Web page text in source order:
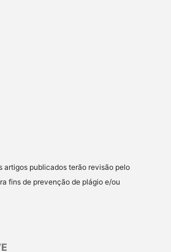
artigos publicados terão revisão pelo
fins de prevenção de plágio e/ou